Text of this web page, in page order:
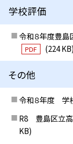
学校評価
令和８年度豊島
PDF (224 KB)
その他
令和８年度 学
R8 豊島区立高
KB)